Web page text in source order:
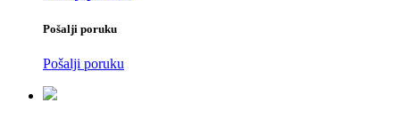
Pošalji poruku
Pošalji poruku